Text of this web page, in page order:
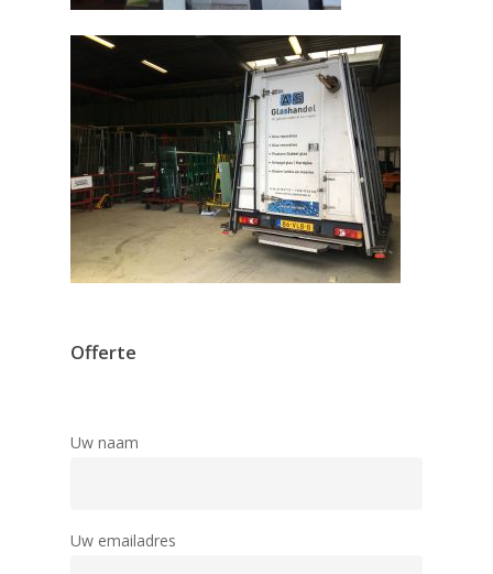
Offerte
Uw naam
Uw emailadres